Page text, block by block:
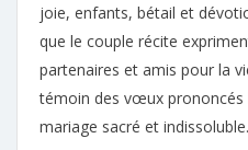
joie, enfants, bétail et
que le couple récite
partenaires et amis pour la
témoin des vœux prononcés
mariage sacré et indissoluble.